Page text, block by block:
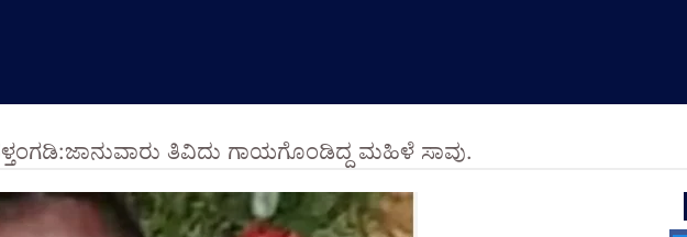
ತಿವಿದು ಗಾಯಗೊಂಡಿದ್ದ ಮಹಿಳೆ ಸಾವು.